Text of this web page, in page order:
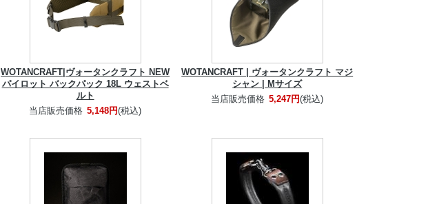
WOTANCRAFT|ヴォータンクラフト NEW
パイロット バックパック 18L ウェストベ
ルト
当店販売価格 5,148円(税込)
WOTANCRAFT | ヴォータンクラフト マジ
シャン | Mサイズ
当店販売価格 5,247円(税込)